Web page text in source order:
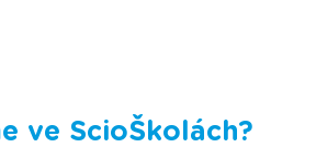
ve ScioŠkolách?